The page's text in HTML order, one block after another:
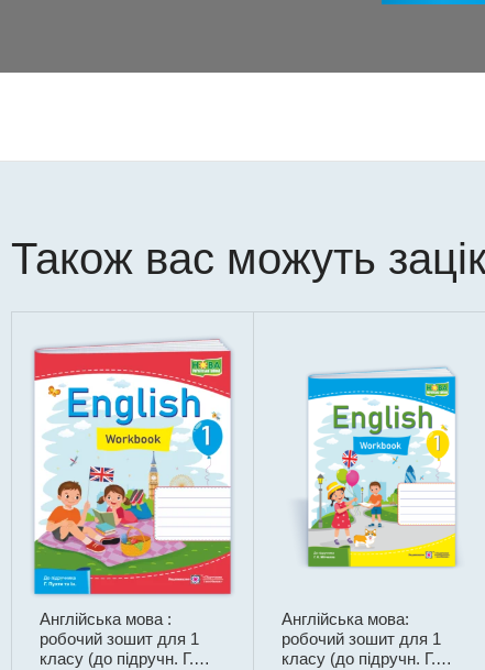
Також вас можуть
Англійська мова :
робочий зошит для 1
класу (до підручн. Г.
Англійська мова:
робочий зошит для 1
класу (до підручн. Г.